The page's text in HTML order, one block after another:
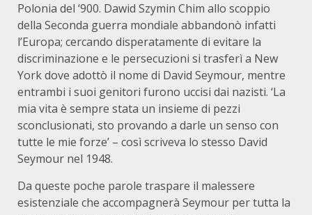
Polonia del ‘900. Dawid Szymin Chim allo scoppio
della Seconda guerra mondiale abbandonò infatti
l’Europa; cercando disperatamente di evitare la
discriminazione e le persecuzioni si trasferì a New
York dove adottò il nome di David Seymour, mentre
entrambi i suoi genitori furono uccisi dai nazisti. ‘La
mia vita è sempre stata un insieme di pezzi
sconclusionati, sto provando a darle un senso con
tutte le mie forze’ – così scriveva lo stesso David
Seymour nel 1948.
Da queste poche parole traspare il malessere
esistenziale che accompagnerà Seymour per tutta la